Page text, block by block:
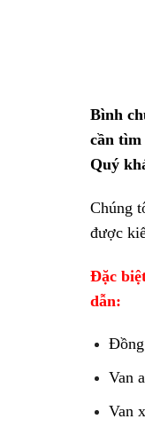
Bình
cần tìm
Quý
Chúng
được
Đặc
dẫn:
Van
Van